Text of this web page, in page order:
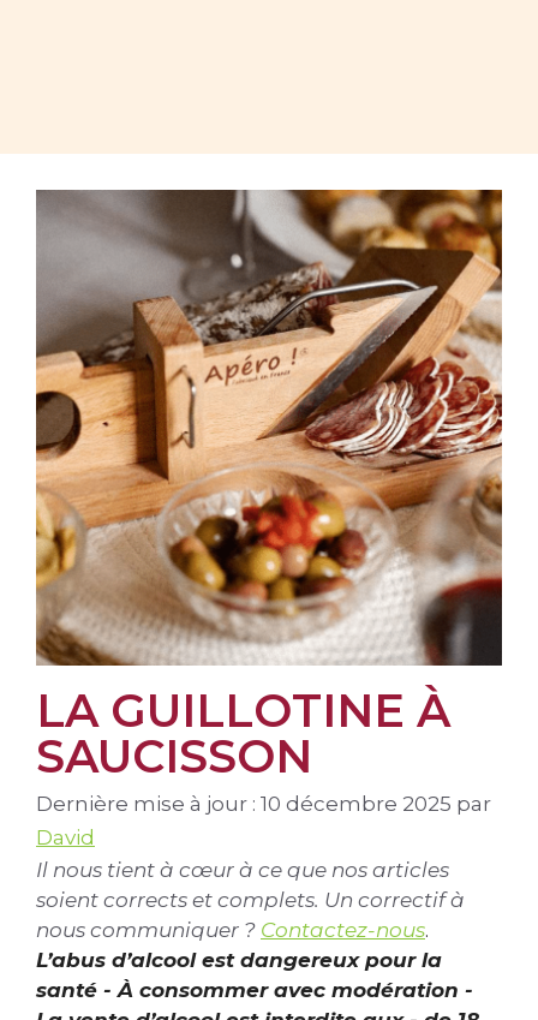
LA GUILLOTINE À
SAUCISSON
Dernière mise à jour : 10 décembre 2025 par
David
Il nous tient à cœur à ce que nos articles
soient corrects et complets. Un correctif à
nous communiquer ? Contactez-nous.
L’abus d’alcool est dangereux pour la
santé - À consommer avec modération -